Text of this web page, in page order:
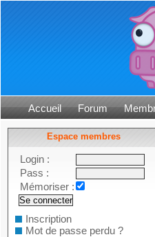
Accueil Forum
Espace membres
Login :
Pass :
Mémoriser :
Inscription
Mot de passe perdu ?